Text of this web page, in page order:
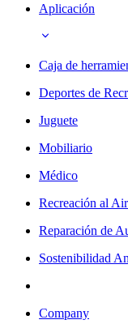
Aplicación
Caja de
Deportes de
Juguete
Mobiliario
Médico
Recreación al
Reparación de
Sostenibilidad
Company